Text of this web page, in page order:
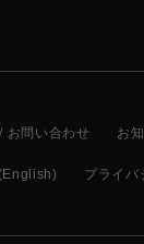
お問い合わせ お
プライバ